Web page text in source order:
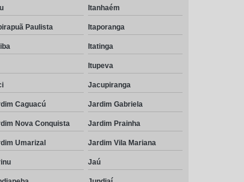
Itanhaém
Paulista Itaporanga
Itatinga
Itupeva
Jacupiranga
Caguacú Jardim Gabriela
Nova Conquista Jardim Prainha
Umarizal Jardim Vila Mariana
Jaú